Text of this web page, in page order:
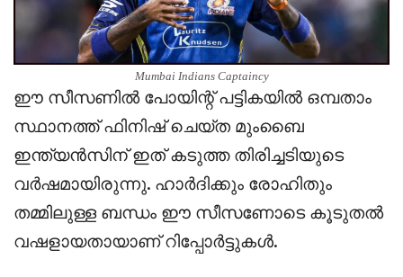
Mumbai Indians Captaincy
ഈ സീസണിൽ പോയിന്റ് പട്ടികയിൽ ഒമ്പതാം
സ്ഥാനത്ത് ഫിനിഷ് ചെയ്ത മുംബൈ
ഇന്ത്യൻസിന് ഇത് കടുത്ത തിരിച്ചടിയുടെ
വർഷമായിരുന്നു. ഹാർദിക്കും രോഹിതും
തമ്മിലുള്ള ബന്ധം ഈ സീസണോടെ കൂടുതൽ
വഷളായതായാണ് റിപ്പോർട്ടുകൾ.